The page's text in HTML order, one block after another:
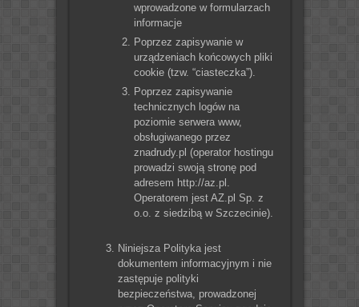
wprowadzone w formularzach
informacje
Poprzez zapisywanie w
urządzeniach końcowych pliki
cookie (tzw. “ciasteczka”).
Poprzez zapisywanie
technicznych logów na
poziomie serwera www,
obsługiwanego przez
znadrudy.pl (operator hostingu
prowadzi swoją stronę pod
adresem http://az.pl.
Operatorem jest AZ.pl Sp. z
o.o. z siedzibą w Szczecinie).
Niniejsza Polityka jest
dokumentem informacyjnym i nie
zastępuje polityki
bezpieczeństwa, prowadzonej